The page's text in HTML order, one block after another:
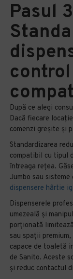
Pasul
După ce alegi
Dacă fiecare
comenzi greșite și
Standardizarea
compatibil cu tipul
întreaga rețea.
Jumbo sau
dispensere hârtie
Dispenserele
umezeală și
porționată
sau spații
capace de toaletă
de Sanito. Aceste
și reduc contactul